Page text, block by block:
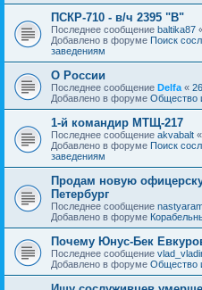
ПСКР-710 - в/ч 2395 "В"
Последнее сообщение baltika87
Добавлено в форуме Поиск
заведениям
О России
Последнее сообщение Delfa «
Добавлено в форуме Общество
1-й командир МТЩ-217
Последнее сообщение akvabalt «
Добавлено в форуме Поиск
заведениям
Продам новую
Петербург
Последнее сообщение
Добавлено в форуме
Почему Юнус-Бек
Последнее сообщение
Добавлено в форуме Общество